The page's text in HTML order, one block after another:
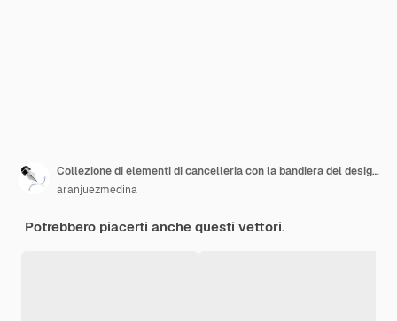
Collezione di elementi di cancelleria con la bandiera del design italiano
aranjuezmedina
Potrebbero piacerti anche questi vettori.